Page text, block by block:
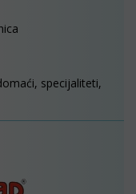
specijaliteti,